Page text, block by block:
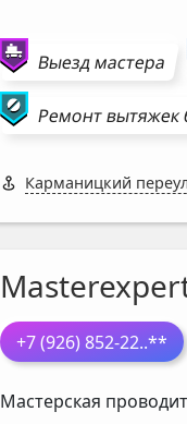
Выезд мастера
Ремонтвытяжек
Карманицкий
+7 (926) 852-22..**
Мастерская